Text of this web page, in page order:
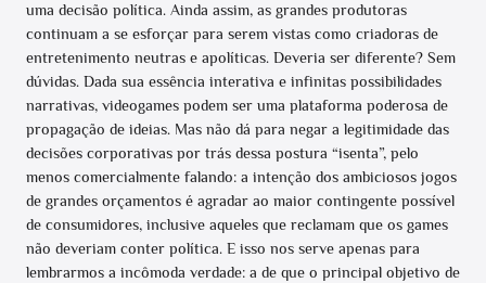
uma decisão política. Ainda assim, as grandes produtoras
continuam a se esforçar para serem vistas como criadoras de
entretenimento neutras e apolíticas. Deveria ser diferente? Sem
dúvidas. Dada sua essência interativa e infinitas possibilidades
narrativas, videogames podem ser uma plataforma poderosa de
propagação de ideias. Mas não dá para negar a legitimidade das
decisões corporativas por trás dessa postura “isenta”, pelo
menos comercialmente falando: a intenção dos ambiciosos jogos
de grandes orçamentos é agradar ao maior contingente possível
de consumidores, inclusive aqueles que reclamam que os games
não deveriam conter política. E isso nos serve apenas para
lembrarmos a incômoda verdade: a de que o principal objetivo de